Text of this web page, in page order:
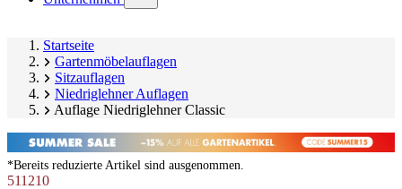
submenu)
Startseite
Gartenmöbelauflagen
Sitzauflagen
Niedriglehner Auflagen
Auflage Niedriglehner Classic
*Bereits reduzierte Artikel sind ausgenommen.
511210